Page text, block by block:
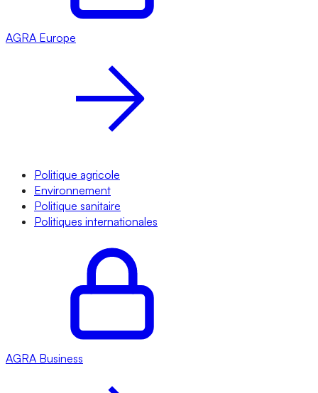
AGRA Europe
Politique agricole
Environnement
Politique sanitaire
Politiques internationales
AGRA Business